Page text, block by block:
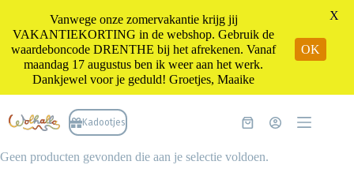
naar
de
Kadootjes Winkelwagen
Geen producten gevonden die aan je selectie voldoen.
Vanwege onze zomervakantie krijg jij
VAKANTIEKORTING in de webshop. Gebruik de
waardeboncode DRENTHE bij het afrekenen. Vanaf
maandag 17 augustus ben ik weer aan het werk.
Dankjewel voor je geduld! Groetjes, Maaike
OK
X